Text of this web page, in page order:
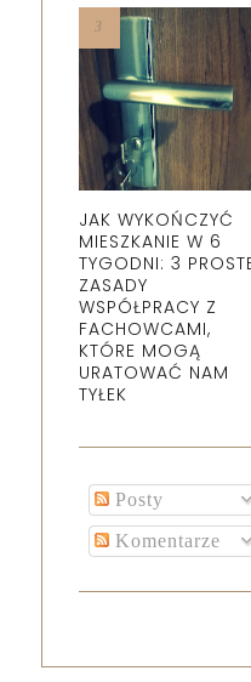
JAK WYKOŃCZYĆ
MIESZKANIE W 6
TYGODNI: 3
ZASADY
WSPÓŁPRACY Z
FACHOWCAMI,
KTÓRE MOGĄ
URATOWAĆ NAM
TYŁEK
Posty
Komentarze